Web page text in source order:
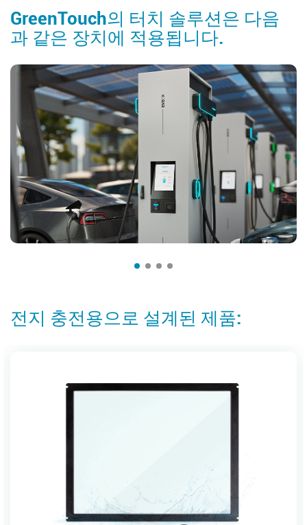
GreenTouch의 터치 솔루션은 다음
과 같은 장치에 적용됩니다.
전지 충전용으로 설계된 제품: